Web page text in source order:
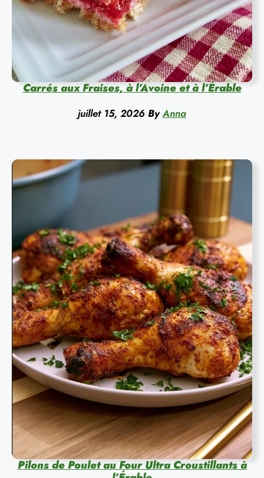
Carrés aux Fraises, à l’Avoine et à l’Érable
juillet 15, 2026 By Anna
Pilons de Poulet au Four Ultra Croustillants à